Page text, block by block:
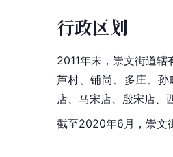
行政区划
2011年末，崇文街道
芦村、铺尚、多庄、孙
店、马宋店、殷宋店、
截至2020年6月，崇文